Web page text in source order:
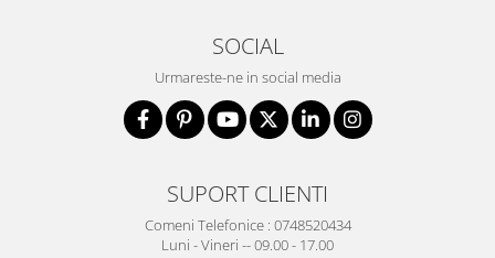
SOCIAL
Urmareste-ne in social media
SUPORT CLIENTI
Comeni Telefonice : 0748520434
Luni - Vineri -- 09.00 - 17.00